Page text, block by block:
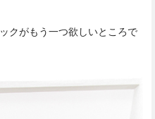
クがもう一つ欲しいところで